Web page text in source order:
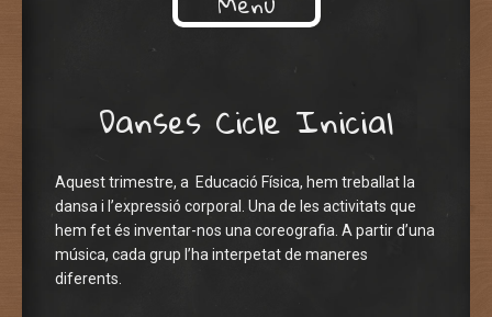
Skip to content
Danses Cicle Inicial
Aquest trimestre, a Educació Física, hem treballat la
dansa i l’expressió corporal. Una de les activitats que
hem fet és inventar-nos una coreografia. A partir d’una
música, cada grup l’ha interpetat de maneres
diferents.